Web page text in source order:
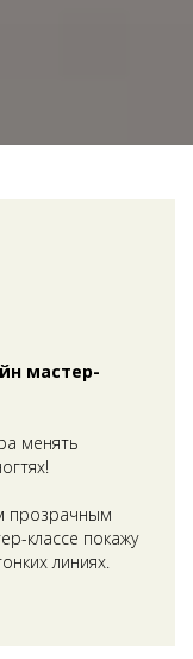
мастер-
менять
прозрачным
классе покажу
линиях.